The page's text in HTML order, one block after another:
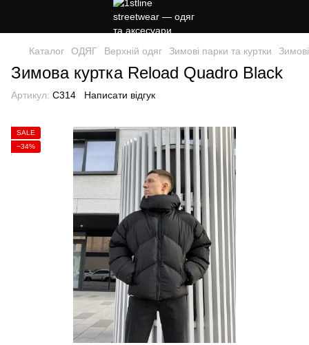
Каталог ОДЯГ Верхній одяг Зимові парки та куртки
Зимова куртка Reload Quadro Black
Артикул: C314 Написати відгук
SALE
−34%